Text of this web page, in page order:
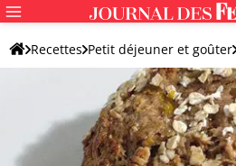
Recettes Petit déjeuner et goûter
Autre pain maison